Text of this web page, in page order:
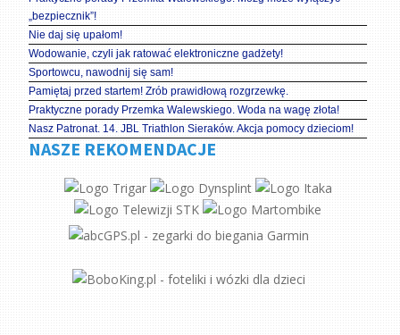
„bezpiecznik”!
Nie daj się upałom!
Wodowanie, czyli jak ratować elektroniczne gadżety!
Sportowcu, nawodnij się sam!
Pamiętaj przed startem! Zrób prawidłową rozgrzewkę.
Praktyczne porady Przemka Walewskiego. Woda na wagę złota!
Nasz Patronat. 14. JBL Triathlon Sieraków. Akcja pomocy dzieciom!
NASZE REKOMENDACJE